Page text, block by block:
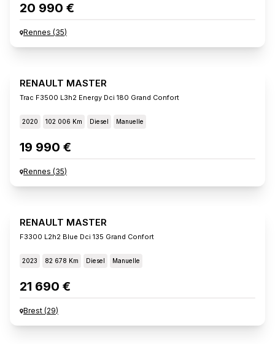
20 990 €
Rennes (35)
RENAULT MASTER
Trac F3500 L3h2 Energy Dci 180 Grand Confort
2020 102 006 Km Diesel Manuelle
19 990 €
Rennes (35)
RENAULT MASTER
F3300 L2h2 Blue Dci 135 Grand Confort
2023 82 678 Km Diesel Manuelle
21 690 €
Brest (29)